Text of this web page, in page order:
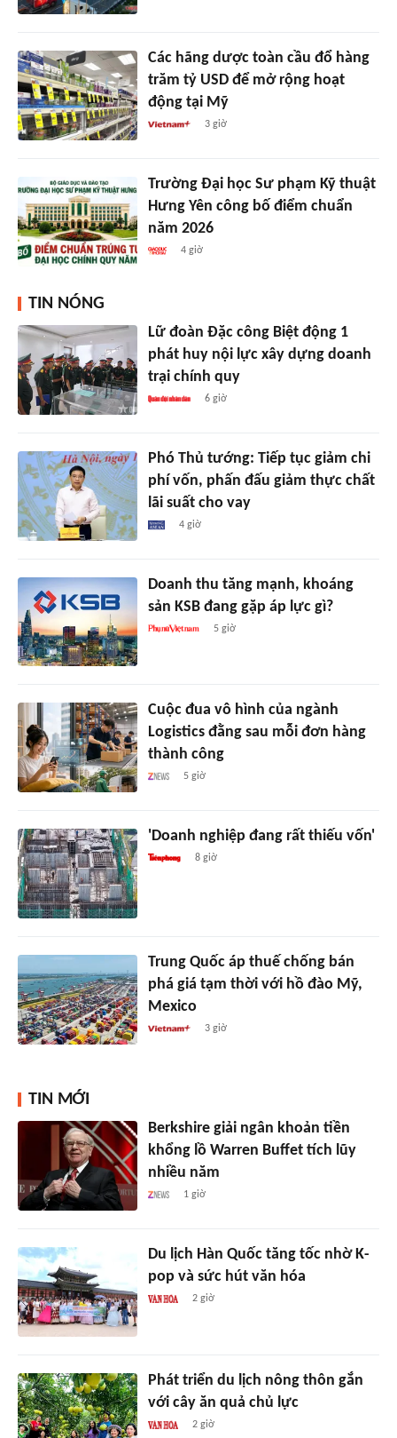
Các hãng dược toàn cầu đổ hàng
trăm tỷ USD để mở rộng hoạt
động tại Mỹ
3 giờ
Trường Đại học Sư phạm Kỹ thuật
Hưng Yên công bố điểm chuẩn
năm 2026
4 giờ
TIN NÓNG
Lữ đoàn Đặc công Biệt động 1
phát huy nội lực xây dựng doanh
trại chính quy
6 giờ
Phó Thủ tướng: Tiếp tục giảm chi
phí vốn, phấn đấu giảm thực chất
lãi suất cho vay
4 giờ
Doanh thu tăng mạnh, khoáng
sản KSB đang gặp áp lực gì?
5 giờ
Cuộc đua vô hình của ngành
Logistics đằng sau mỗi đơn hàng
thành công
5 giờ
'Doanh nghiệp đang rất thiếu vốn'
8 giờ
Trung Quốc áp thuế chống bán
phá giá tạm thời với hồ đào Mỹ,
Mexico
3 giờ
TIN MỚI
Berkshire giải ngân khoản tiền
khổng lồ Warren Buffet tích lũy
nhiều năm
1 giờ
Du lịch Hàn Quốc tăng tốc nhờ K-
pop và sức hút văn hóa
2 giờ
Phát triển du lịch nông thôn gắn
với cây ăn quả chủ lực
2 giờ